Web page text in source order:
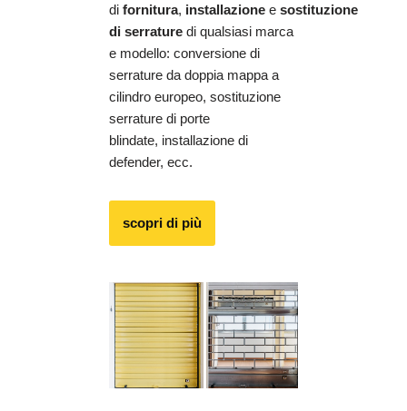
di fornitura, installazione e sostituzione
di serrature di qualsiasi marca
e modello: conversione di
serrature da doppia mappa a
cilindro europeo, sostituzione
serrature di porte
blindate, installazione di
defender, ecc.
scopri di più